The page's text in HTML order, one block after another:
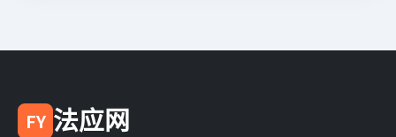
FY 法应网